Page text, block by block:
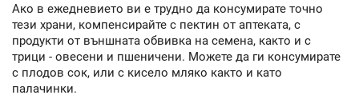
Ако в ежедневието ви е трудно да консумирате точно
тези храни, компенсирайте с пектин от аптеката, с
продукти от външната обвивка на семена, както и с
трици - овесени и пшеничени. Можете да ги консумирате
с плодов сок, или с кисело мляко както и като
палачинки.